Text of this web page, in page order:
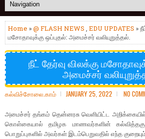
Home »@ FLASH NEWS , EDU UPDATES »
மசோதாவுக்கு ஒப்புதல்: அமைச்சர் வலியுறுத்தல்.
நீட் தேர்வு விலக்கு
அமைச்சர்
கல்விச்சோலை.காம் JANUARY 25, 2022 NO
அமைச்சர் தங்கம் தென்னரசு வெளியிட்ட அறிக்கையில்
கொள்கையால் தமிழக மாணவர்களின்
பொறுப்புகளில் அவர்கள் இடம்பெறுவதில் எந்த